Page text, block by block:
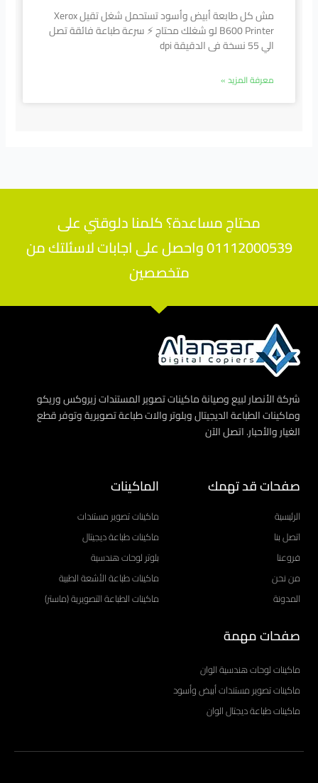
مش كل طابعة أبيض وأسود تستحمل شغل تقيل Xerox
B600 Printer لو شغلك محتاج ⚡ سرعة طباعة فائقة تصل
الي 55 نسخة فى الدقيقة dpi
معرفة المزيد »
محتاج مساعدة؟ كلمنا دلوقتي على
01112000539 واحصل على اجابات لاسئلتك من
متخصصين
شركة الأنصار لبيع وصيانة ماكينات تصوير المستندات زيروكس وريكو
وماكينات الطباعة الديجيتال وبلوتر والات طباعة تصويرية وتوفر قطع
الغيار والأحبار. اتصل الآن
صفحات قد تهمك
الرئيسية
اتصل بنا
فروعنا
من نحن
المدونة
الماكينات
ماكينات تصوير مستندات
ماكينات طباعة ديجيتال
بلوتر لوحات هندسية
ماكينات طباعة الأشعة الطبية
ماكينات الطباعة التصويرية (ماستر)
صفحات مهمة
ماكينات لوحات هندسية الوان
ماكينات تصوير مستندات أبيض وأسود
ماكينات طباعة ديجتال الوان